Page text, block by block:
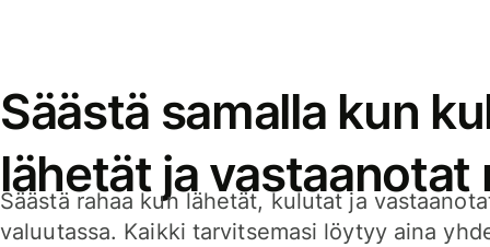
Säästä samalla kun
lähetät ja vastaanotat
Säästä rahaa kun lähetät, kulutat ja
valuutassa. Kaikki tarvitsemasi löytyy aina